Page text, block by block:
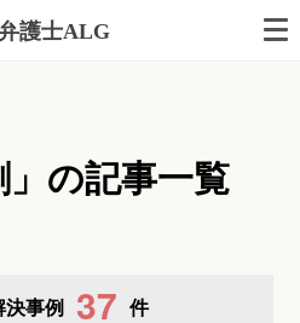
護士ALG
」の記事一覧
決事例 37 件